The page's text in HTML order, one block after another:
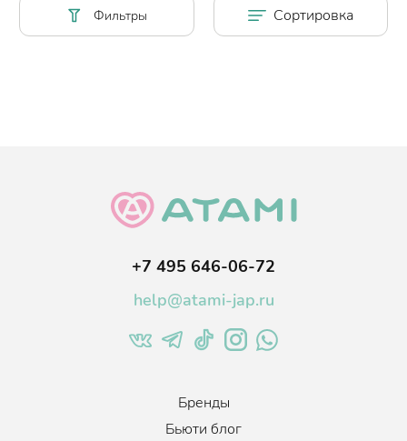
Фильтры Сортировка
+7 495 646-06-72
help@atami-jap.ru
Бренды
Бьюти блог